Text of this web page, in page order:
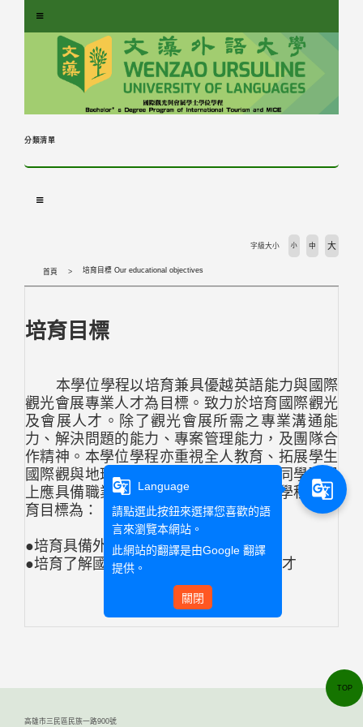
分類清單
首頁 培育目標 Our educational objectives
字級大小 小 中 大
培育目標
本學位學程以培育兼具優越英語能力與國際
觀光會展專業人才為目標。致力於培育國際觀光
及會展人才。除了觀光會展所需之專業溝通能
力、解決問題的能力、專案管理能力，及團隊合
作精神。本學位學程亦重視全人教育、拓展學生
國際觀與地球無國界之理念，並且要求同學職場
上應具備職業倫理及道德觀念。本學位學程之教
育目標為：
●培育具備外語能力的專業人才
●培育了解國際觀光與會展產業之專業人才
高雄市三民區民族一路900號
TOP
g_translate
Language
請點選此按鈕來選擇您喜歡的語
言來瀏覽本網站。
此網站的翻譯是由Google 翻譯
提供。
關閉
g_translate